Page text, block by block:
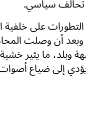
سياسي.
على
أن وصلت
وبلد، ما يثير
إلى ضياع أصوات